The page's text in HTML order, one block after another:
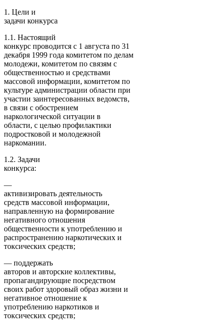
1. Цели и
задачи конкурса
1.1. Настоящий
конкурс проводится с 1 августа по 31
декабря 1999 года комитетом по делам
молодежи, комитетом по связям с
общественностью и средствами
массовой информации, комитетом по
культуре администрации области при
участии заинтересованных ведомств,
в связи с обострением
наркологической ситуации в
области, с целью профилактики
подростковой и молодежной
наркомании.
1.2. Задачи
конкурса:
—
активизировать деятельность
средств массовой информации,
направленную на формирование
негативного отношения
общественности к употреблению и
распространению наркотических и
токсических средств;
— поддержать
авторов и авторские коллективы,
пропагандирующие посредством
своих работ здоровый образ жизни и
негативное отношение к
употреблению наркотиков и
токсических средств;